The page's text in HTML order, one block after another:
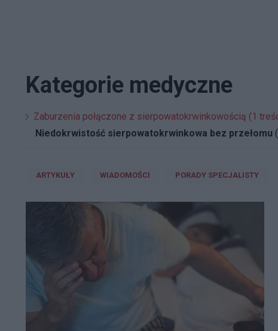
Kategorie medyczne
Zaburzenia połączone z sierpowatokrwinkowością (1
Niedokrwistość sierpowatokrwinkowa bez przełomu
ARTYKUŁY WIADOMOŚCI PORADY SPECJALISTY